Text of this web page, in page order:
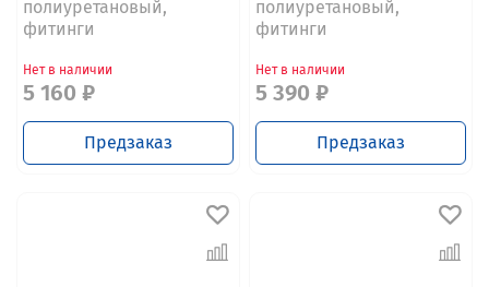
полиуретановый,
фитинги
Нет в наличии
5 160 ₽
Предзаказ
полиуретановый,
фитинги
Нет в наличии
5 390 ₽
Предзаказ